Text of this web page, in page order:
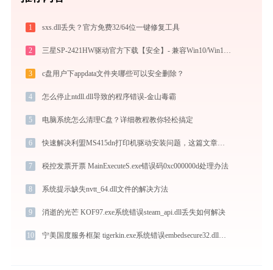
1 sxs.dll丢失？官方免费32/64位一键修复工具
2
3 c盘用户下appdata文件夹哪些可以安全删除？
4 怎么停止ntdll.dll导致的程序错误-金山毒霸
5 电脑系统怎么清理C盘？详细教程教你轻松搞定
6 快速解决利盟MS415dn打印机驱动安装问题，这篇文章告诉你方法
7 税控发票开票 MainExecuteS.exe错误码0xc000000d处理办法
8 系统提示缺失nvtt_64.dll文件的解决方法
9 消逝的光芒 KOF97.exe系统错误steam_api.dll丢失如何解决
10 宁美国度服务框架 tigerkin.exe系统错误embedsecure32.dll丢失如何解决